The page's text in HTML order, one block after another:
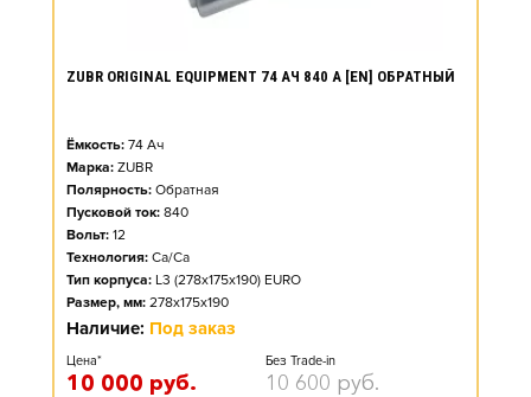
ZUBR ORIGINAL EQUIPMENT 74 АЧ 840 А [EN] ОБРАТНЫЙ
Ёмкость: 74 Ач
Марка: ZUBR
Полярность: Обратная
Пусковой ток: 840
Вольт: 12
Технология: Ca/Ca
Тип корпуса: L3 (278x175x190) EURO
Размер, мм: 278x175x190
Наличие: Под заказ
Цена*
10 000 руб.
Без Trade-in
10 600 руб.